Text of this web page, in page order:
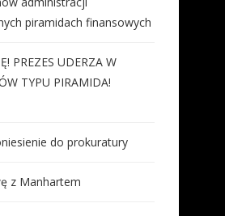
piramidach finansowych
PREZES UDERZA W
TYPU PIRAMIDA!
do prokuratury
z Manhartem